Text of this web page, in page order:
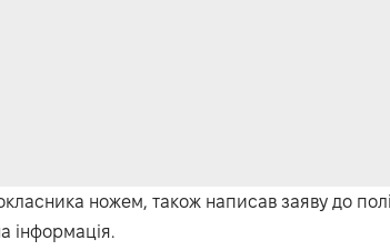
ножем, також написав заяву до
інформація.